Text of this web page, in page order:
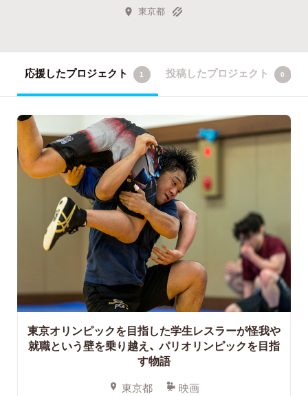
東京都
応援したプロジェクト 1 投稿したプロジェクト 0
東京オリンピックを目指した学生レスラーが怪我や
就職という壁を乗り越え、 パリオリンピックを目指
す物語
東京都 映画